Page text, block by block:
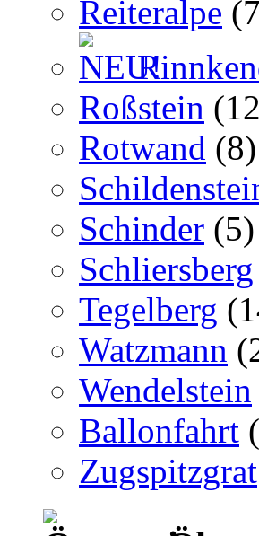
Reiteralpe
Roßstein
Rotwand (8)
Schinder (5)
Schliersberg
Tegelberg
Watzmann
Wendelstein
Ballonfahrt
Zugspitzgrat